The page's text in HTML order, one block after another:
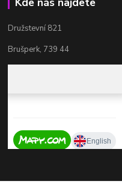
Družstevní 821
Brušperk, 739 44